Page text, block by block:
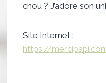
chou ? J’adore son
Site Internet :
https://